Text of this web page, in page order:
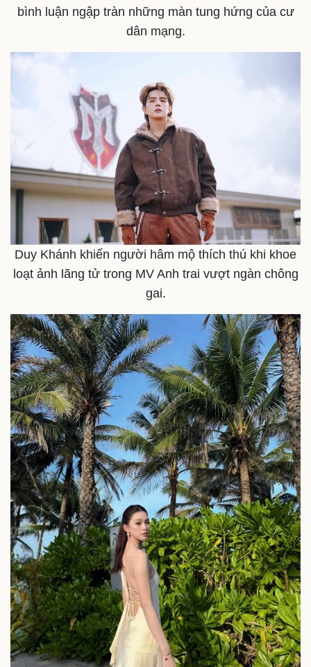
Kinh tế
Bất động sản
Khởi nghiệp
Thị trường
Giá vàng
Tiêu dùng
Tỷ giá
Chứng khoán
Giá cà phê
bình luận ngập tràn những màn tung hứng của cư
dân mạng.
Duy Khánh khiến người hâm mộ thích thú khi khoe
loạt ảnh lãng tử trong MV Anh trai vượt ngàn chông
gai.